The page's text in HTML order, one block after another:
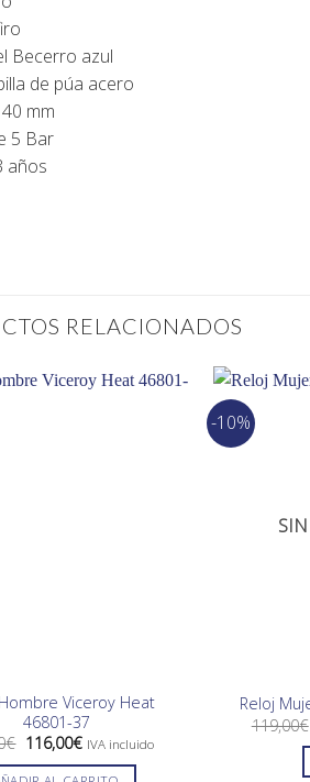
Becerro azul
de púa acero
mm
5 Bar
años
RELACIONADOS
Viceroy Heat
46801-37
€ El
precio
original
116,00€El
actual
IVA incluido
-10%
Reloj
119,00€